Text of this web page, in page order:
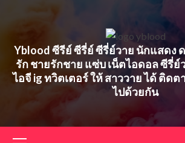
Yblood ซีรีย์ ซีรี่ย์ ซีรี่ย์วาย นักแสดง
รัก ชายรักชาย แซ่บ เน็ตไอดอล ซีรี่
ไอจี ig ทวิตเตอร์ ให้ สาววาย ได้ ติด
ไปด้วยกัน